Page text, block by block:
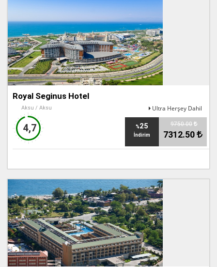
Royal Seginus Hotel
Aksu / Aksu Ultra Herşey Dahil
4,7 %25
İndirim
9750.00
7312.50